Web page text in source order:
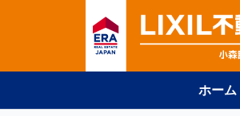
ホーム